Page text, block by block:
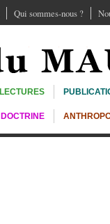
Qui sommes-nous ?
LECTURES
DOCTRINE